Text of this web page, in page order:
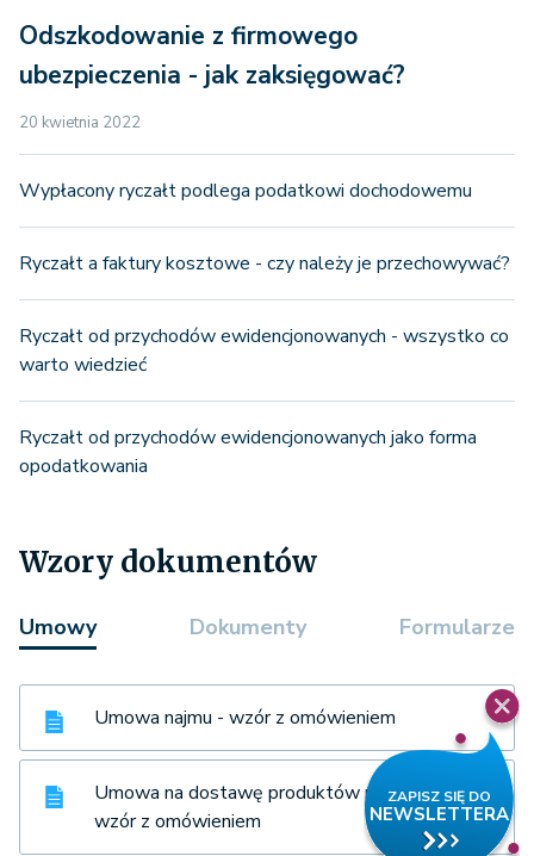
Odszkodowanie z firmowego
ubezpieczenia - jak zaksięgować?
20 kwietnia 2022
Wypłacony ryczałt podlega podatkowi dochodowemu
Ryczałt a faktury kosztowe - czy należy je przechowywać?
Ryczałt od przychodów ewidencjonowanych - wszystko co
warto wiedzieć
Ryczałt od przychodów ewidencjonowanych jako forma
opodatkowania
Wzory dokumentów
Umowy Dokumenty Formularze
Umowa najmu - wzór z omówieniem
Umowa na dostawę produktów rolnych -
wzór z omówieniem